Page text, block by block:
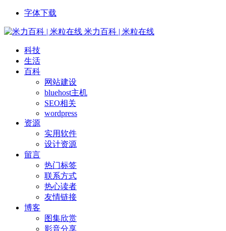
字体下载
米力百科 | 米粒在线
科技
生活
百科
网站建设
bluehost主机
SEO相关
wordpress
资源
实用软件
设计资源
留言
热门标签
联系方式
热心读者
友情链接
博客
图集欣赏
影音分享